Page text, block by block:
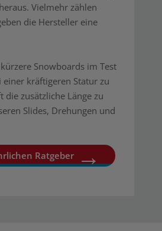
Vielmehr zählen
die Hersteller eine
Snowboards im Test
kräftigeren Statur zu
zusätzliche Länge zu
Slides, Drehungen und
Ratgeber